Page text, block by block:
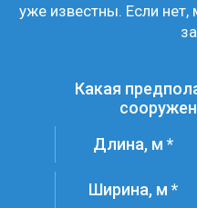
уже известны. Если
Какая
Длина, м
Ширина, м